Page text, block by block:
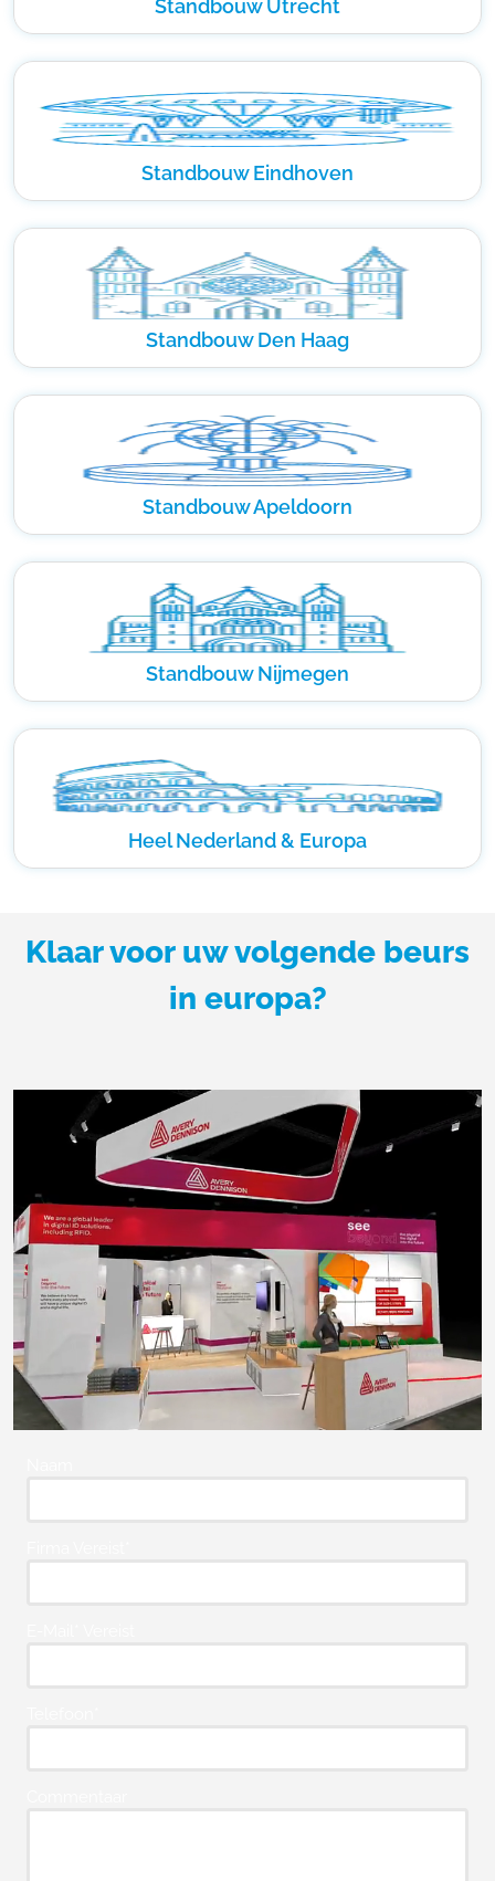
Standbouw Utrecht
Standbouw Eindhoven
Standbouw Den Haag
Standbouw Apeldoorn
Standbouw Nijmegen
Heel Nederland & Europa
Klaar voor uw volgende beurs
in europa?